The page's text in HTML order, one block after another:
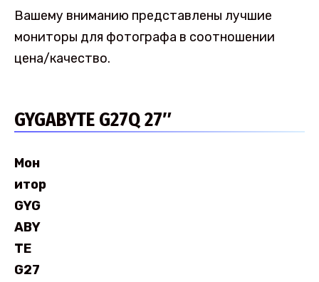
Вашему вниманию представлены лучшие
мониторы для фотографа в соотношении
цена/качество.
GYGABYTE G27Q 27″
Мон
итор
GYG
ABY
TE
G27